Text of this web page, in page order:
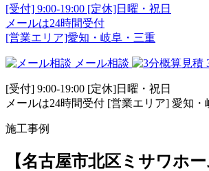
[受付] 9:00-19:00 [定休]日曜・祝日
メールは24時間受付
[営業エリア]愛知・岐阜・三重
メール相談
[受付] 9:00-19:00 [定休]日曜・祝日
メールは24時間受付 [営業エリア] 愛知・
施工事例
【名古屋市北区ミサワホ